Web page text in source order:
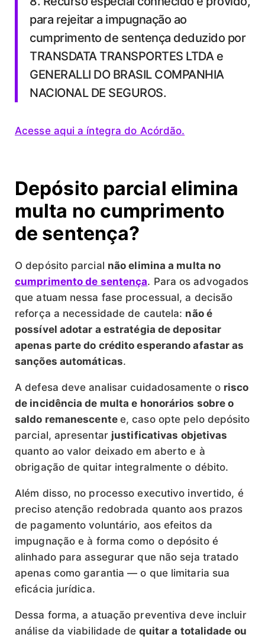
para rejeitar a impugnação ao
cumprimento de sentença deduzido por
TRANSDATA TRANSPORTES LTDA e
GENERALLI DO BRASIL COMPANHIA
NACIONAL DE SEGUROS.
Acesse aqui a íntegra do Acórdão.
Depósito parcial elimina
multa no cumprimento
de sentença?
O depósito parcial não elimina a multa no
cumprimento de sentença. Para os advogados
que atuam nessa fase processual, a decisão
reforça a necessidade de cautela: não é
possível adotar a estratégia de depositar
apenas parte do crédito esperando afastar as
sanções automáticas.
A defesa deve analisar cuidadosamente o risco
de incidência de multa e honorários sobre o
saldo remanescente e, caso opte pelo depósito
parcial, apresentar justificativas objetivas
quanto ao valor deixado em aberto e à
obrigação de quitar integralmente o débito.
Além disso, no processo executivo invertido, é
preciso atenção redobrada quanto aos prazos
de pagamento voluntário, aos efeitos da
impugnação e à forma como o depósito é
alinhado para assegurar que não seja tratado
apenas como garantia — o que limitaria sua
eficácia jurídica.
Dessa forma, a atuação preventiva deve incluir
análise da viabilidade de quitar a totalidade ou